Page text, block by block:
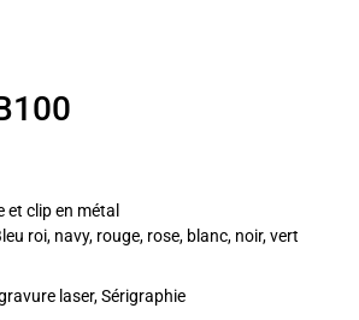
clip en métal
roi, navy, rouge, rose, blanc, noir, vert
laser, Sérigraphie